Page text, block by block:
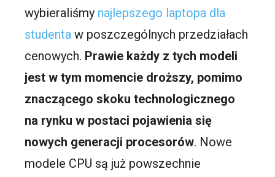
wybieraliśmy najlepszego laptopa dla
studenta w poszczególnych przedziałach
cenowych. Prawie każdy z tych modeli
jest w tym momencie droższy, pomimo
znaczącego skoku technologicznego
na rynku w postaci pojawienia się
nowych generacji procesorów. Nowe
modele CPU są już powszechnie